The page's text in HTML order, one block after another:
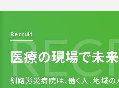
Recruit
医療の現場で未
釧路労災病院は、働く人、地域